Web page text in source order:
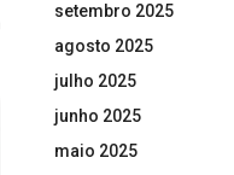
setembro 2025
agosto 2025
julho 2025
junho 2025
maio 2025